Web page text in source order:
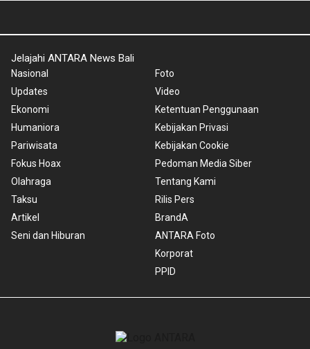
Jelajahi ANTARA News Bali
Nasional
Updates
Ekonomi
Humaniora
Pariwisata
Fokus Hoax
Olahraga
Taksu
Artikel
Seni dan Hiburan
Foto
Video
Ketentuan Penggunaan
Kebijakan Privasi
Kebijakan Cookie
Pedoman Media Siber
Tentang Kami
Rilis Pers
BrandA
ANTARA Foto
Korporat
PPID